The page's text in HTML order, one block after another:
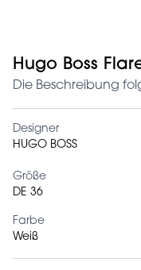
Hugo Boss
Die Beschreibung
Designer
HUGO BOSS
Größe
DE 36
Farbe
Weiß